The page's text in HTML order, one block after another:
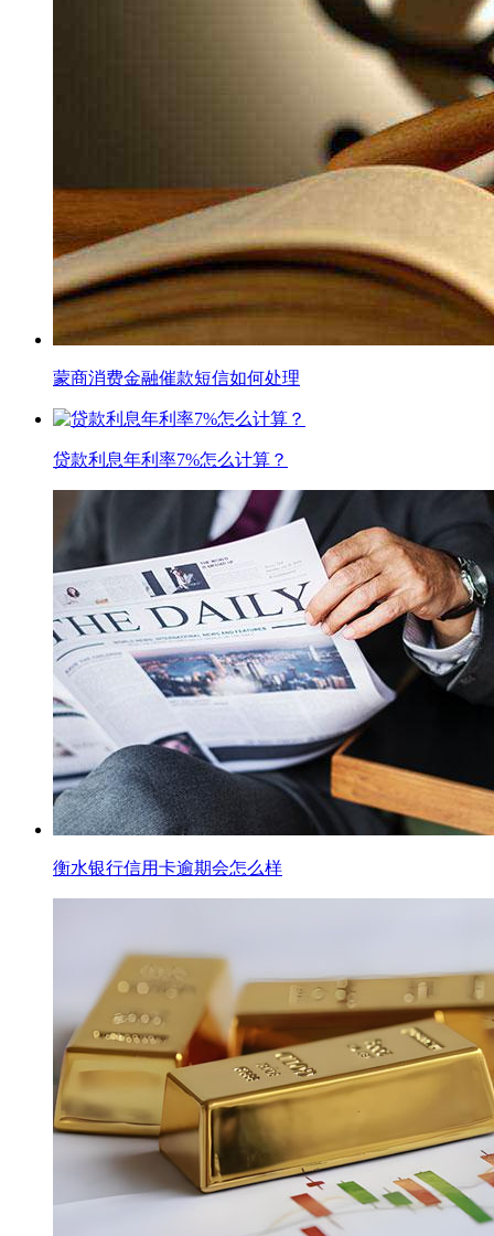
蒙商消费金融催款短信如何处理
贷款利息年利率7%怎么计算？
衡水银行信用卡逾期会怎么样